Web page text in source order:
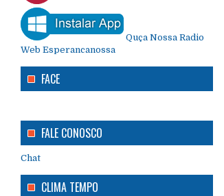
Quça Nossa Radio
Web Esperancanossa
FACE
FALE CONOSCO
Chat
CLIMA TEMPO